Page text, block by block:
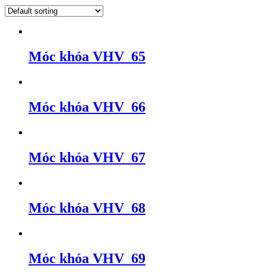
Móc khóa VHV_65
Móc khóa VHV_66
Móc khóa VHV_67
Móc khóa VHV_68
Móc khóa VHV_69